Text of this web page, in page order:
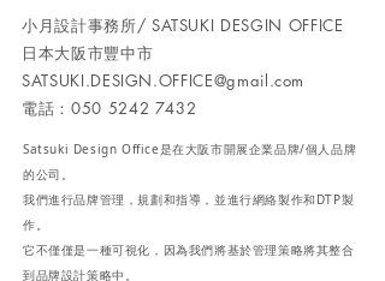
小月設計事務所/ SATSUKI DESGIN OFFICE
日本大阪市豐中市
SATSUKI.DESIGN.OFFICE@gmail.com
電話：050 5242 7432
Satsuki Design Office是在大阪市開展企業品牌/個人品牌
的公司。
我們進行品牌管理，規劃和指導，並進行網絡製作和DTP製
作。
它不僅僅是一種可視化，因為我們將基於管理策略將其整合
到品牌設計策略中。